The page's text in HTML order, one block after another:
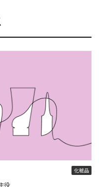
化粧品
役